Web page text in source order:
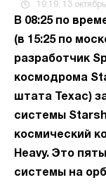
19:19, 13
В 08:25 по
(в 15:25 по
разработчик
космодрома
штата Техас)
системы
космический
Heavy. Это
системы на